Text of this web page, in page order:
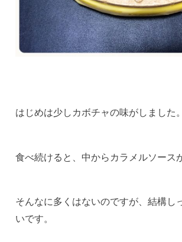
はじめは少しカボチャの味がしました。
食べ続けると、中からカラメルソース
そんなに多くはないのですが、結構し
いです。